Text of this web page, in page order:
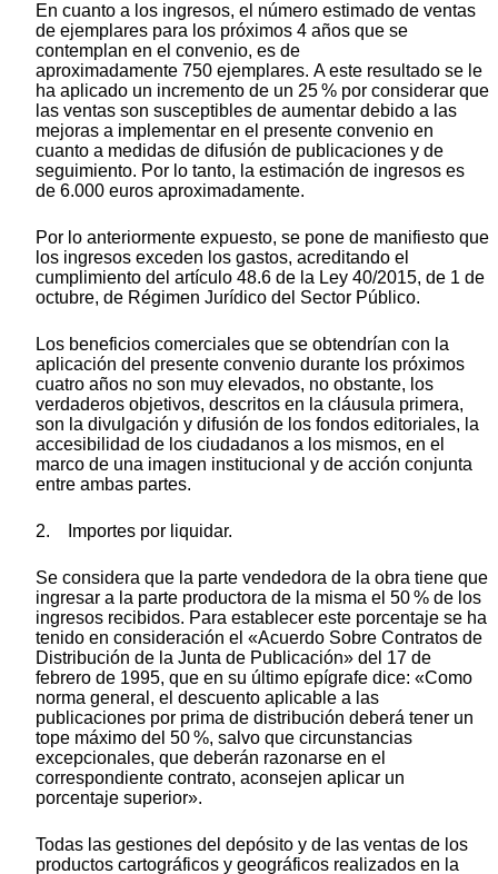
En cuanto a los ingresos, el número estimado de ventas
de ejemplares para los próximos 4 años que se
contemplan en el convenio, es de
aproximadamente 750 ejemplares. A este resultado se le
ha aplicado un incremento de un 25 % por considerar que
las ventas son susceptibles de aumentar debido a las
mejoras a implementar en el presente convenio en
cuanto a medidas de difusión de publicaciones y de
seguimiento. Por lo tanto, la estimación de ingresos es
de 6.000 euros aproximadamente.
Por lo anteriormente expuesto, se pone de manifiesto que
los ingresos exceden los gastos, acreditando el
cumplimiento del artículo 48.6 de la Ley 40/2015, de 1 de
octubre, de Régimen Jurídico del Sector Público.
Los beneficios comerciales que se obtendrían con la
aplicación del presente convenio durante los próximos
cuatro años no son muy elevados, no obstante, los
verdaderos objetivos, descritos en la cláusula primera,
son la divulgación y difusión de los fondos editoriales, la
accesibilidad de los ciudadanos a los mismos, en el
marco de una imagen institucional y de acción conjunta
entre ambas partes.
2. Importes por liquidar.
Se considera que la parte vendedora de la obra tiene que
ingresar a la parte productora de la misma el 50 % de los
ingresos recibidos. Para establecer este porcentaje se ha
tenido en consideración el «Acuerdo Sobre Contratos de
Distribución de la Junta de Publicación» del 17 de
febrero de 1995, que en su último epígrafe dice: «Como
norma general, el descuento aplicable a las
publicaciones por prima de distribución deberá tener un
tope máximo del 50 %, salvo que circunstancias
excepcionales, que deberán razonarse en el
correspondiente contrato, aconsejen aplicar un
porcentaje superior».
Todas las gestiones del depósito y de las ventas de los
productos cartográficos y geográficos realizados en la